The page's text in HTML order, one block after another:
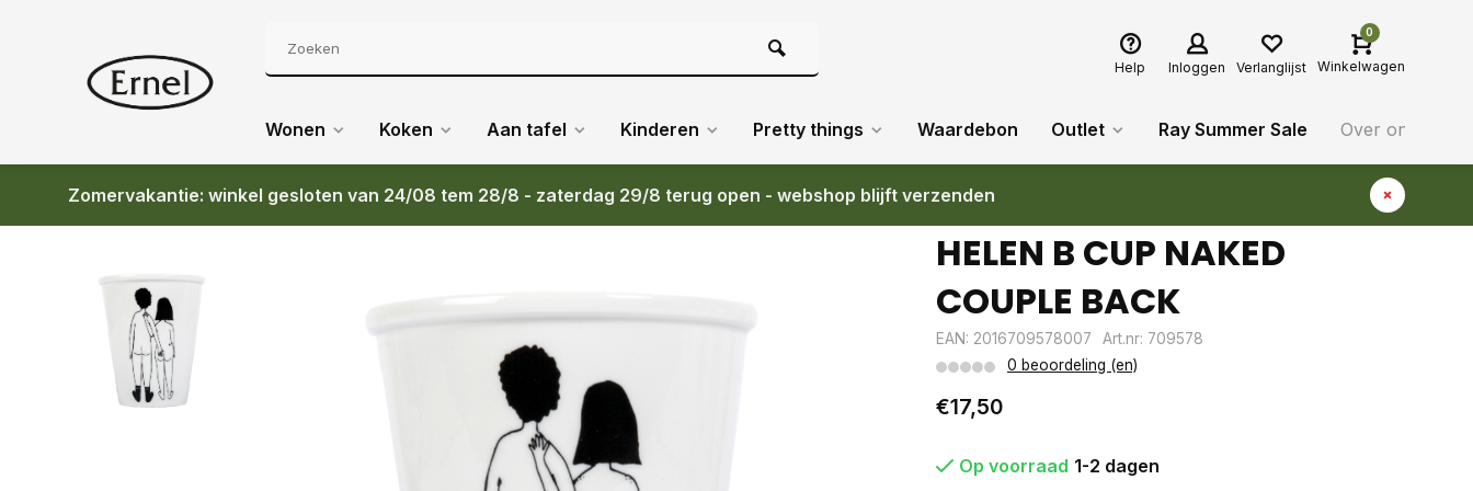
Help Inloggen Verlanglijst
0
Winkelwagen
Wonen Koken Aan tafel Kinderen Pretty things Waardebon Outlet Ray Summer Sale Over ons
Zomervakantie: winkel gesloten van 24/08 tem 28/8 - zaterdag 29/8 terug open - webshop blijft verzenden
Terug HELEN B CUP NAKED COUPLE BACK
HELEN B CUP NAKED
COUPLE BACK
EAN: 2016709578007
Art.nr: 709578
0 beoordeling (en)
€17,50
Op voorraad 1-2 dagen